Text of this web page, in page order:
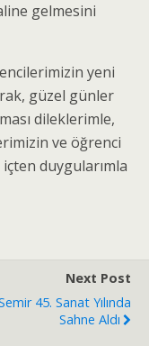
gelmesini
yeni
güzel günler
dileklerimle,
ve öğrenci
duygularımla
Next Post
45. Sanat Yılında
Sahne Aldı